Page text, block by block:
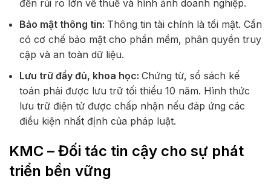
đến rủi ro lớn về thuế và hình ảnh doanh nghiệp.
Bảo mật thông tin: Thông tin tài chính là tối mật. Cần
có cơ chế bảo mật cho phần mềm, phân quyền truy
cập và an toàn dữ liệu.
Lưu trữ đầy đủ, khoa học: Chứng từ, sổ sách kế
toán phải được lưu trữ tối thiểu 10 năm. Hình thức
lưu trữ điện tử được chấp nhận nếu đáp ứng các
điều kiện nhất định của pháp luật.
KMC – Đối tác tin cậy cho sự phát
triển bền vững